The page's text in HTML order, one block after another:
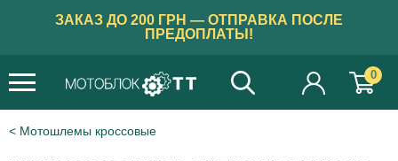
ЗАКАЗ ДО 200 ГРН — ОТПРАВКА ПОСЛЕ
ПРЕДОПЛАТЫ!
0
Мотошлемы кроссовые